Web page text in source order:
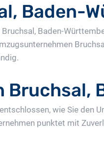
Baden-
Baden-
Bruchsal,
wie Sie den
punktet mit